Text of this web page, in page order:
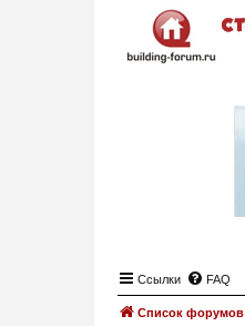
Ссылки FAQ
Список форумов